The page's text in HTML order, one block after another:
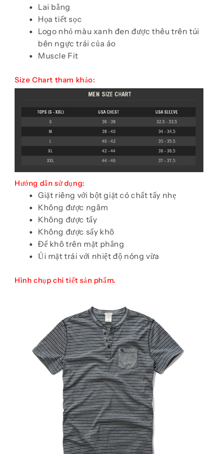
Lai bằng
Họa tiết sọc
Logo nhỏ màu xanh đen được thêu trên túi
bên ngực trái của áo
Muscle Fit
Size Chart tham khảo:
Hướng dẫn sử dụng:
Giặt riêng với bột giặt có chất tẩy nhẹ
Không được ngâm
Không được tẩy
Không được sấy khô
Để khô trên mặt phẳng
Ủi mặt trái với nhiệt độ nóng vừa
Hình chụp chi tiết sản phẩm.